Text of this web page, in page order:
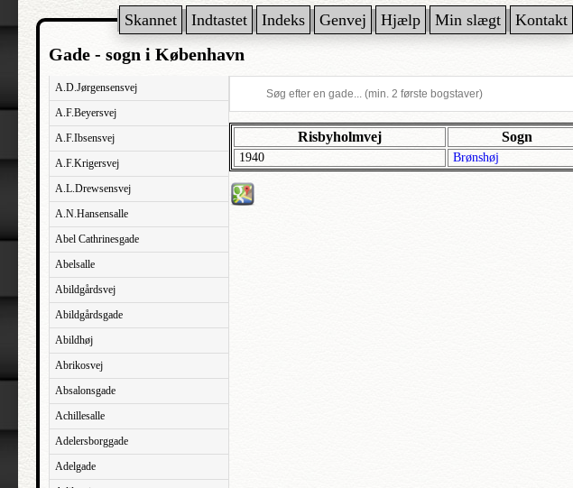
Skannet Indtastet Indeks Genvej Hjælp Min slægt Kontakt
Gade - sogn i København
A.D.Jørgensensvej
A.F.Beyersvej
A.F.Ibsensvej
A.F.Krigersvej
A.L.Drewsensvej
A.N.Hansensalle
Abel Cathrinesgade
Abelsalle
Abildgårdsvej
Abildgårdsgade
Abildhøj
Abrikosvej
Absalonsgade
Achillesalle
Adelersborggade
Adelgade
Risbyholmvej Sogn
1940 Brønshøj